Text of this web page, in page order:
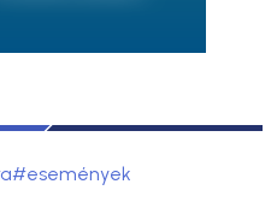
#események